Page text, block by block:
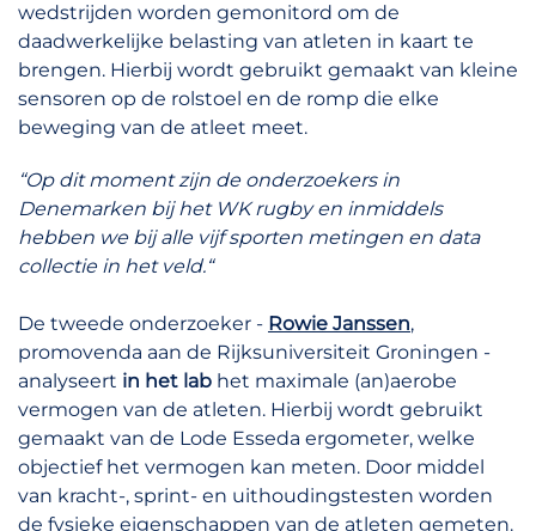
wedstrijden worden gemonitord om de
daadwerkelijke belasting van atleten in kaart te
brengen. Hierbij wordt gebruikt gemaakt van kleine
sensoren op de rolstoel en de romp die elke
beweging van de atleet meet.
“Op dit moment zijn de onderzoekers in
Denemarken bij het WK rugby en inmiddels
hebben we bij alle vijf sporten metingen en data
collectie in het veld.“
De tweede onderzoeker - Rowie Janssen,
promovenda aan de Rijksuniversiteit Groningen -
analyseert in het lab het maximale (an)aerobe
vermogen van de atleten. Hierbij wordt gebruikt
gemaakt van de Lode Esseda ergometer, welke
objectief het vermogen kan meten. Door middel
van kracht-, sprint- en uithoudingstesten worden
de fysieke eigenschappen van de atleten gemeten.